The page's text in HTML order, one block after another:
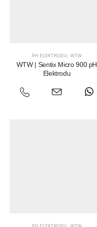
PH ELEKTRODU , WTW
WTW | Sentix Micro 900 pH
Elektrodu